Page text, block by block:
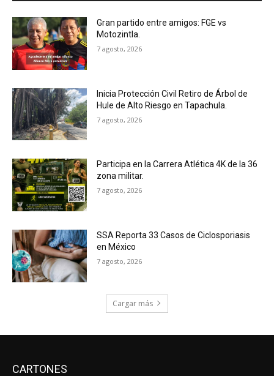
Gran partido entre amigos: FGE vs
Motozintla.
7 agosto, 2026
Inicia Protección Civil Retiro de Árbol de
Hule de Alto Riesgo en Tapachula.
7 agosto, 2026
Participa en la Carrera Atlética 4K de la 36
zona militar.
7 agosto, 2026
SSA Reporta 33 Casos de Ciclosporiasis
en México
7 agosto, 2026
Cargar más
CARTONES